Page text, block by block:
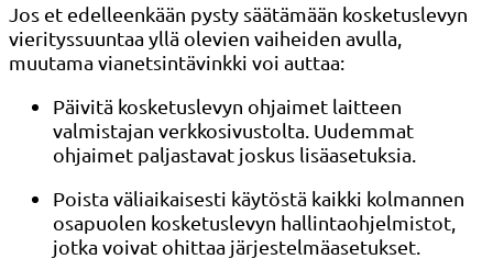
Jos et edelleenkään pysty säätämään kosketuslevyn
vierityssuuntaa yllä olevien vaiheiden avulla,
muutama vianetsintävinkki voi auttaa:
Päivitä kosketuslevyn ohjaimet laitteen
valmistajan verkkosivustolta. Uudemmat
ohjaimet paljastavat joskus lisäasetuksia.
Poista väliaikaisesti käytöstä kaikki kolmannen
osapuolen kosketuslevyn hallintaohjelmistot,
jotka voivat ohittaa järjestelmäasetukset.